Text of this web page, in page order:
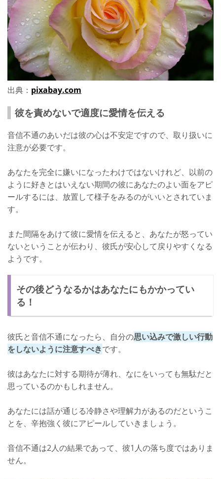
出典： pixabay.com
彼を責めないで適度に愛情を伝える
音信不通のあいだは彼の心は不安定ですので、取り扱いに
注意が必要です。
あなたを完全に嫌いになったわけではないけれど、以前の
ように好きとはいえない期間の彼にあなたのよい面をアピ
ールするには、放置して様子をみるのがいいとされていま
す。
また間隔をあけて彼に愛情を伝えると、あなたが怒ってい
ないということが伝わり、彼氏が安心して戻りやすくなる
ようです。
その後どうなるかはあなたにもかかってい
る！
彼氏と音信不通になったら、自分の思い込みで激しい行動
をしないように注意すべきです。
彼はあなたに対する期待が薄れ、なにをいっても無駄だと
思っているのかもしれません。
あなたには話が通じる冷静さや理解力があるのだというこ
とを、辛抱強く彼にアピールしていきましょう。
音信不通は2人の結果であって、彼1人の落ち度ではありま
せん。